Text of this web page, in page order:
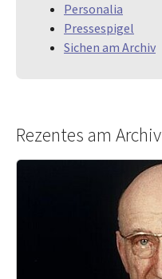
Personalia
Pressespigel
Sichen am Archiv
Rezentes am Archiv